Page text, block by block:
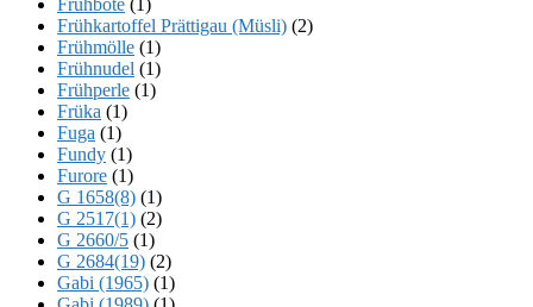
Frühkartoffel Prättigau (Müsli) (2)
Frühmölle (1)
Frühnudel (1)
Frühperle (1)
Früka (1)
Fuga (1)
Fundy (1)
Furore (1)
G 1658(8) (1)
G 2517(1) (2)
G 2660/5 (1)
G 2684(19) (2)
Gabi (1965) (1)